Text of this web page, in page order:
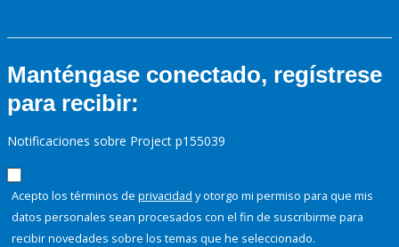
Manténgase conectado, regístrese
para recibir:
Notificaciones sobre Project p155039
Acepto los términos de privacidad y otorgo mi permiso para que mis
datos personales sean procesados con el fin de suscribirme para
recibir novedades sobre los temas que he seleccionado.